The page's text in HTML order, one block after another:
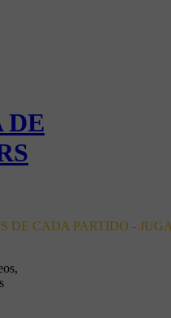
DE
DE CADA PARTIDO -